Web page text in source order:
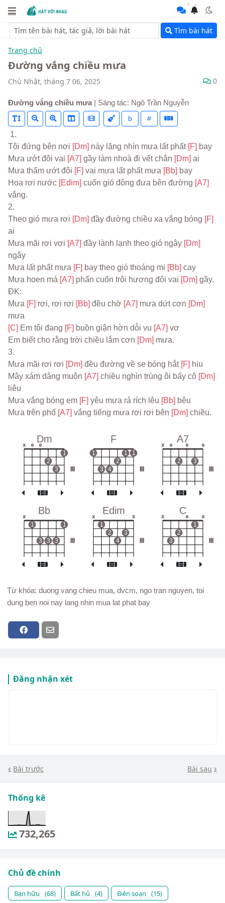
Tìm bài hát
Trang chủ
Đường vắng chiều mưa
Chủ Nhật, tháng 7 06, 2025 0
Đường vắng chiều mưa | Sáng tác: Ngô Trần Nguyễn
b #
1.
Tôi đứng bên nơi [Dm] này lặng nhìn mưa lất phất [F] bay
Mưa ướt đôi vai [A7] gầy làm nhoà đi vết chân [Dm] ai
Mưa thấm ướt đôi [F] vai mưa lất phất mưa [Bb] bay
Hoa rơi nước [Edim] cuốn gió đông đưa bên đường
vắng.
2.
Theo gió mưa rơi [Dm] đầy đường chiều xa vắng bóng
ai
Mưa mãi rơi vơi [A7] đầy lành lạnh theo gió ngây
ngây
Mưa lất phất mưa [F] bay theo gió thoáng mi [Bb] cay
Mưa hoen má [A7] phấn cuốn trôi hương đôi vai [Dm] gầy.
ĐK:
Mưa [F] rơi, rơi rơi [Bb] đều chờ [A7] mưa dứt cơn
mưa
[C] Em tôi đang [F] buồn giận hờn dỗi vu [A7] vơ
Em biết cho rằng trời chiều lắm cơn [Dm] mưa.
3.
Mưa mãi rơi rơi [Dm] đều đường về se bóng hắt [F] hiu
Mây xám dâng muôn [A7] chiều nghìn trùng ôi bấy cô
liêu
Mưa vắng bóng em [F] yêu mưa rả rích lêu [Bb] bêu
Mưa trên phố [A7] vắng tiếng mưa rơi rơi bên [Dm] chiều.
Dm
x o o
2
3
1
F
1
3 4
2
1 1
A7
x o
2
o
3
o
Bb
x
1
3 3 3
1
Edim
x
1
2
4
3
x
C
x
3
2
o
1
o
Từ khóa: duong vang chieu mua, dvcm, ngo tran nguyen, toi
dung ben noi nay lang nhin mua lat phat bay
Đăng nhận xét
Bài trước Bài sau
Thống kê
732,265
Chủ đề chính
Bạn hữu (68) Bất hủ (4) Biên soạn (15)